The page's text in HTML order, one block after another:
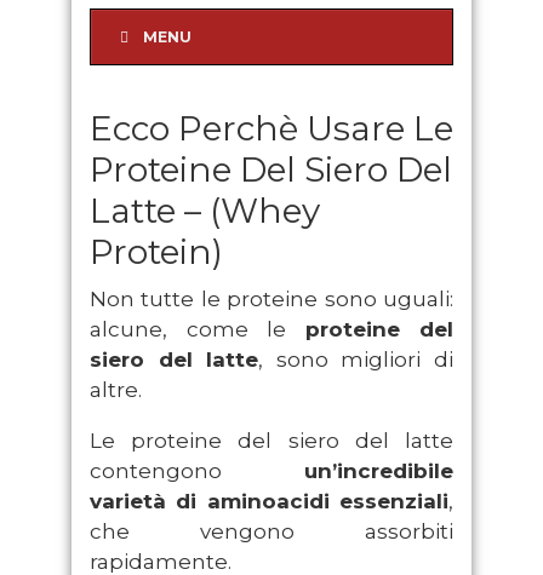
MENU
Ecco Perchè Usare Le
Proteine Del Siero Del
Latte – (Whey
Protein)
Non tutte le proteine sono uguali:
alcune, come le proteine del
siero del latte, sono migliori di
altre.
Le proteine del siero del latte
contengono un’incredibile
varietà di aminoacidi essenziali,
che vengono assorbiti
rapidamente.